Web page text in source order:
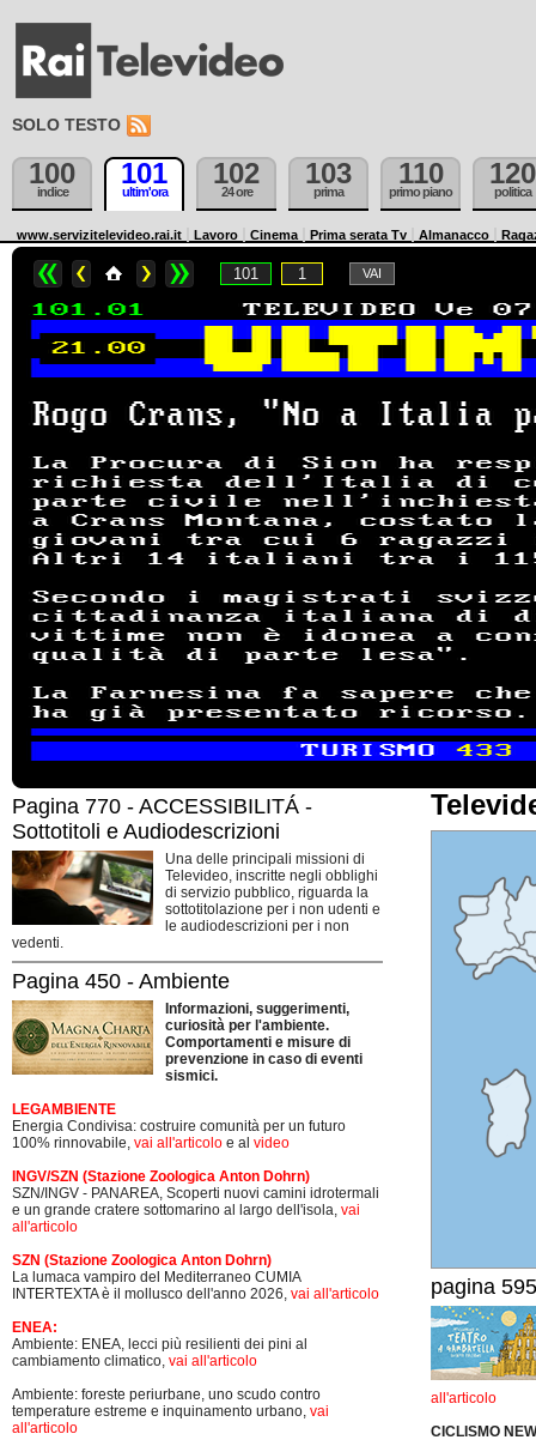
SOLO TESTO
100
indice
101
ultim'ora
102
24 ore
103
prima
110
primo piano
120
politica
www.servizitelevideo.rai.it Lavoro Cinema Prima serata Tv Almanacco
Pagina 770 - ACCESSIBILITÁ -
Sottotitoli e Audiodescrizioni
Una delle principali missioni di
Televideo, inscritte negli obblighi
di servizio pubblico, riguarda la
sottotitolazione per i non udenti e
le audiodescrizioni per i non
vedenti.
Pagina 450 - Ambiente
Informazioni, suggerimenti,
curiosità per l'ambiente.
Comportamenti e misure di
prevenzione in caso di eventi
sismici.
LEGAMBIENTE
Energia Condivisa: costruire comunità per un futuro
100% rinnovabile, vai all'articolo e al video
INGV/SZN (Stazione Zoologica Anton Dohrn)
SZN/INGV - PANAREA, Scoperti nuovi camini idrotermali
e un grande cratere sottomarino al largo dell'isola, vai
all'articolo
SZN (Stazione Zoologica Anton Dohrn)
La lumaca vampiro del Mediterraneo CUMIA
INTERTEXTA è il mollusco dell'anno 2026, vai all'articolo
ENEA:
Ambiente: ENEA, lecci più resilienti dei pini al
cambiamento climatico, vai all'articolo
Ambiente: foreste periurbane, uno scudo contro
temperature estreme e inquinamento urbano, vai
all'articolo
pagina
all'articolo
CICLISMO